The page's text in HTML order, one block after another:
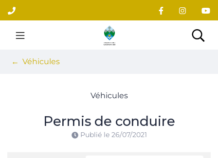
Aller
au
contenu
Site officiel du village
Véhicules
Véhicules
Permis de conduire
Publié le 26/07/2021